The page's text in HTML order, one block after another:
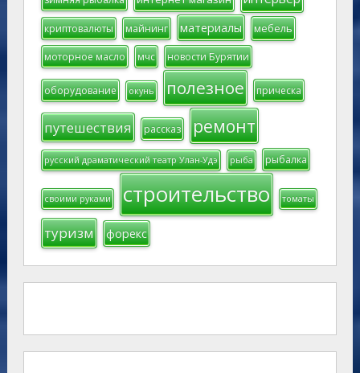
криптовалюты майнинг материалы мебель
моторное масло мчс новости Бурятии
оборудование окунь полезное прическа
путешествия рассказ ремонт
русский драматический театр Улан-Удэ рыба рыбалка
своими руками строительство томаты
туризм форекс